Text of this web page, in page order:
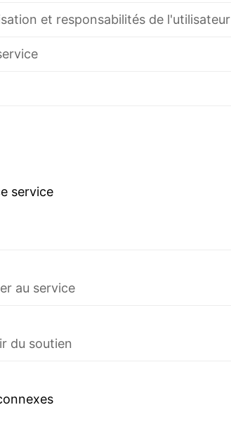
et responsabilités de l'utilisateur
service
au service
du soutien